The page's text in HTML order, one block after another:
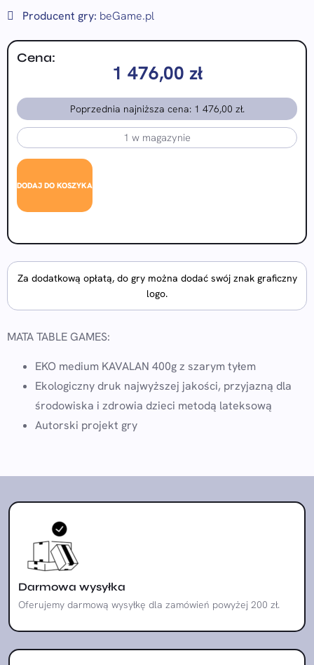
Producent gry: beGame.pl
Cena:
1 476,00 zł
Poprzednia najniższa cena: 1 476,00 zł.
1 w magazynie
DODAJ DO KOSZYKA
Za dodatkową opłatą, do gry można dodać swój znak graficzny
logo.
MATA TABLE GAMES:
EKO medium KAVALAN 400g z szarym tyłem
Ekologiczny druk najwyższej jakości, przyjazną dla
środowiska i zdrowia dzieci metodą lateksową
Autorski projekt gry
Darmowa wysyłka
Oferujemy darmową wysyłkę dla zamówień powyżej 200 zł.